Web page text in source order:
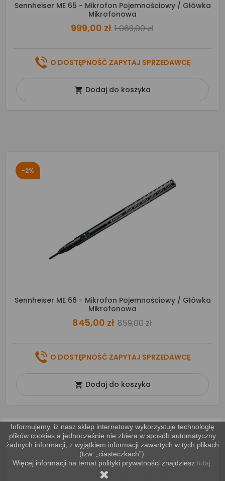
Informujemy, iż nasz sklep internetowy wykorzystuje technologię
plików cookies a jednocześnie nie zbiera w sposób automatyczny
żadnych informacji, z wyjątkiem informacji zawartych w tych plikach
(tzw. „ciasteczkach”).
Więcej informacji na temat polityki prywatności znajdziesz tutaj
Sennheiser ME 65 - Mikrofon Pojemnościowy / Główka
Mikrofonowa
999,00 zł 1 069,00 zł
O DOSTĘPNOŚĆ ZAPYTAJ SPRZEDAWCĘ
 Dodaj do koszyka
-2%
Sennheiser ME 66 - Mikrofon Pojemnościowy / Główka
Mikrofonowa
845,00 zł 859,00 zł
O DOSTĘPNOŚĆ ZAPYTAJ SPRZEDAWCĘ
 Dodaj do koszyka